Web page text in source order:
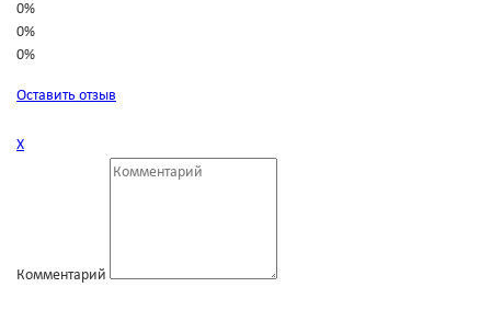
0%
0%
0%
Оставить отзыв
Х
Комментарий